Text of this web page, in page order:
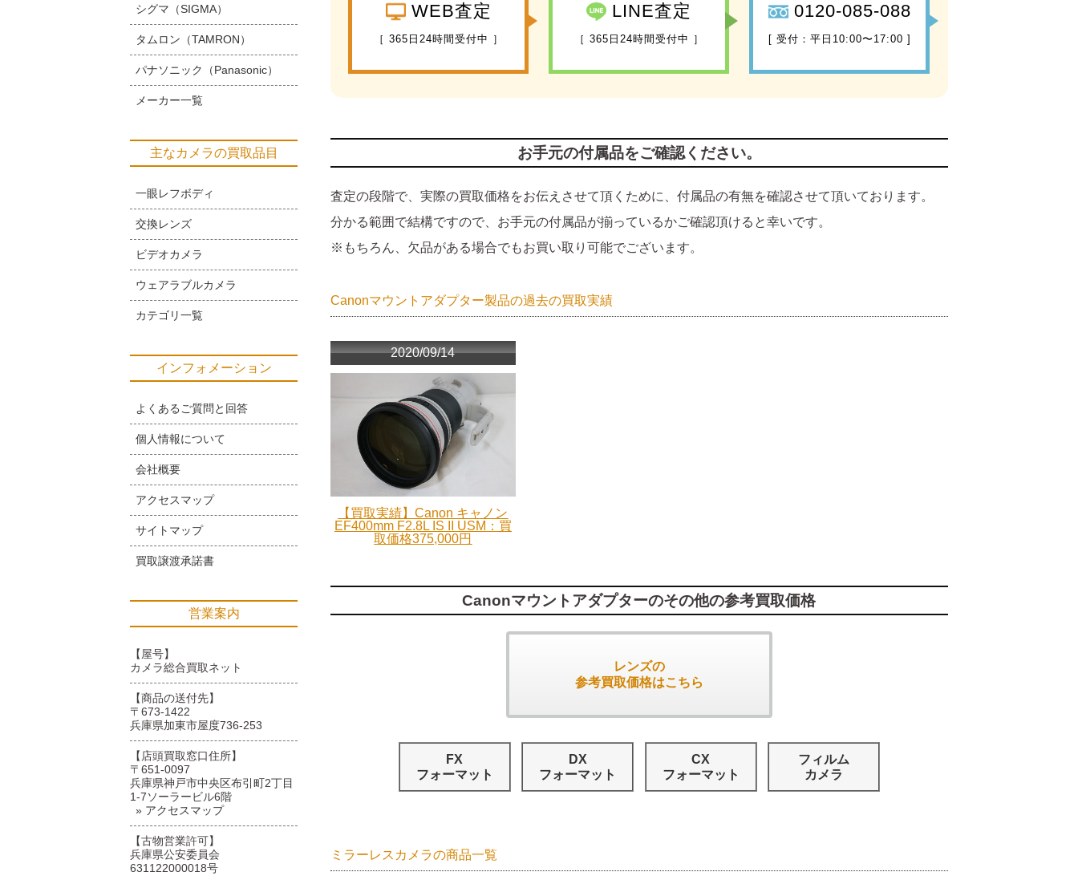
WEB査定
［ 365日24時間受付中 ］
LINE査定
［ 365日24時間受付中 ］
0120-085-088
[ 受付：平日10:00〜17:00 ]
お手元の付属品をご確認ください。
査定の段階で、実際の買取価格をお伝えさせて頂くために、付属品の有無を確認させて頂いております。
分かる範囲で結構ですので、お手元の付属品が揃っているかご確認頂けると幸いです。
※もちろん、欠品がある場合でもお買い取り可能でございます。
Canonマウントアダプター製品の過去の買取実績
2020/09/14
【買取実績】Canon キャノン
EF400mm F2.8L IS II USM：買
取価格375,000円
Canonマウントアダプターのその他の参考買取価格
レンズの
参考買取価格はこちら
FX
フォーマット
DX
フォーマット
CX
フォーマット
フィルム
カメラ
ミラーレスカメラの商品一覧
シグマ（SIGMA）
タムロン（TAMRON）
パナソニック（Panasonic）
メーカー一覧
主なカメラの買取品目
一眼レフボディ
交換レンズ
ビデオカメラ
ウェアラブルカメラ
カテゴリ一覧
インフォメーション
よくあるご質問と回答
個人情報について
会社概要
アクセスマップ
サイトマップ
買取譲渡承諾書
営業案内
【屋号】
カメラ総合買取ネット
【商品の送付先】
〒673-1422
兵庫県加東市屋度736-253
【店頭買取窓口住所】
〒651-0097
兵庫県神戸市中央区布引町2丁目
1-7ソーラービル6階
» アクセスマップ
【古物営業許可】
兵庫県公安委員会
631122000018号